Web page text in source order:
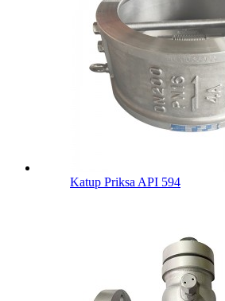
Katup Priksa API 594